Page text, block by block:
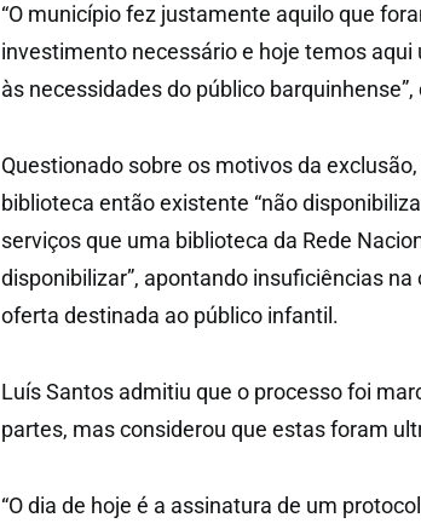
“O município fez justamente aquilo que
investimento necessário e hoje temos
às necessidades do público
Questionado sobre os motivos da
biblioteca então existente “não
serviços que uma biblioteca da Rede
disponibilizar”, apontando insuficiências
oferta destinada ao público infantil.
Luís Santos admitiu que o processo foi
partes, mas considerou que estas foram
“O dia de hoje é a assinatura de um